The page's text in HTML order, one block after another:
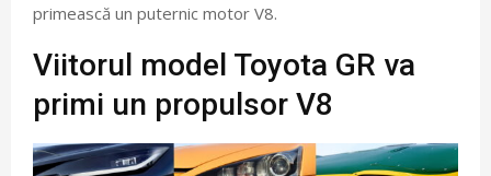
primească un puternic motor V8.
Viitorul model Toyota GR va
primi un propulsor V8